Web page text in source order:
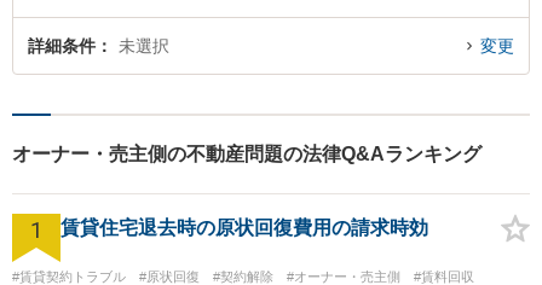
詳細条件 未選択 変更
オーナー・売主側の不動産問題の法律Q&Aランキング
1 賃貸住宅退去時の原状回復費用の請求時効
#賃貸契約トラブル #原状回復 #契約解除 #オーナー・売主側
#賃料回収